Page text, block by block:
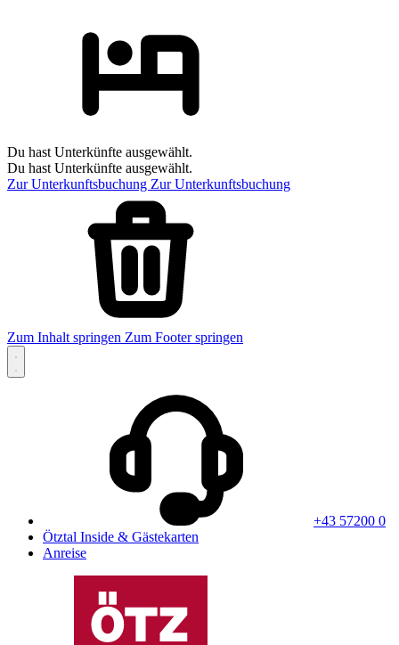
Du hast Unterkünfte ausgewählt.
Du hast Unterkünfte ausgewählt.
Zur Unterkunftsbuchung Zur Unterkunftsbuchung
Zum Inhalt springen Zum Footer springen
+43 57200 0
Ötztal Inside & Gästekarten
Anreise